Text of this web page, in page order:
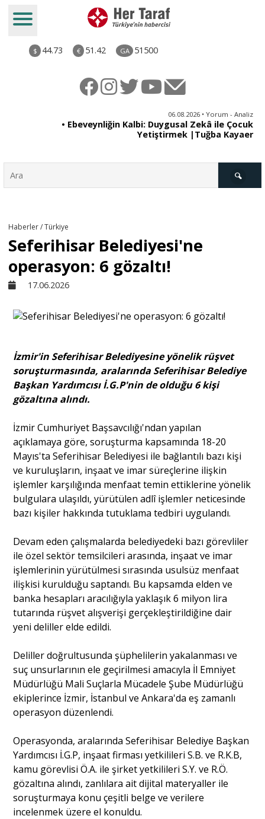
$ 44.73 € 51.42 GA 51500
06.08.2026 • Yorum - Analiz
• Ebeveynliğin Kalbi: Duygusal Zekâ ile Çocuk
Yetiştirmek |Tuğba Kayaer
Derkenar
Ekonomi
Yorum - Analiz
Söyleşi
Portre
Yazarlar
Eğitim
Dosya Haber
Sağlık
Haberler / Türkiye
Seferihisar Belediyesi'ne
operasyon: 6 gözaltı!
17.06.2026
İzmir'in Seferihisar Belediyesine yönelik rüşvet
soruşturmasında, aralarında Seferihisar Belediye
Başkan Yardımcısı İ.G.P'nin de olduğu 6 kişi
gözaltına alındı.
İzmir Cumhuriyet Başsavcılığı'ndan yapılan
açıklamaya göre, soruşturma kapsamında 18-20
Mayıs'ta Seferihisar Belediyesi ile bağlantılı bazı kişi
ve kuruluşların, inşaat ve imar süreçlerine ilişkin
işlemler karşılığında menfaat temin ettiklerine yönelik
bulgulara ulaşıldı, yürütülen adlî işlemler neticesinde
bazı kişiler hakkında tutuklama tedbiri uygulandı.
Devam eden çalışmalarda belediyedeki bazı görevliler
ile özel sektör temsilcileri arasında, inşaat ve imar
işlemlerinin yürütülmesi sırasında usulsüz menfaat
ilişkisi kurulduğu saptandı. Bu kapsamda elden ve
banka hesapları aracılığıyla yaklaşık 6 milyon lira
tutarında rüşvet alışverişi gerçekleştirildiğine dair
yeni deliller elde edildi.
Deliller doğrultusunda şüphelilerin yakalanması ve
suç unsurlarının ele geçirilmesi amacıyla İl Emniyet
Müdürlüğü Mali Suçlarla Mücadele Şube Müdürlüğü
ekiplerince İzmir, İstanbul ve Ankara'da eş zamanlı
operasyon düzenlendi.
Operasyonda, aralarında Seferihisar Belediye Başkan
Yardımcısı İ.G.P, inşaat firması yetkilileri S.B. ve R.K.B,
kamu görevlisi Ö.A. ile şirket yetkilileri S.Y. ve R.Ö.
gözaltına alındı, zanlılara ait dijital materyaller ile
soruşturmaya konu çeşitli belge ve verilere
incelenmek üzere el konuldu.